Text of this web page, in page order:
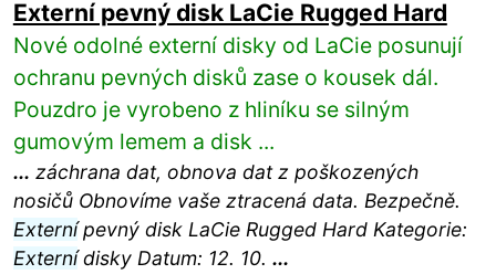
Externí pevný disk LaCie Rugged Hard
Nové odolné externí disky od LaCie posunují
ochranu pevných disků zase o kousek dál.
Pouzdro je vyrobeno z hliníku se silným
gumovým lemem a disk ...
... záchrana dat, obnova dat z poškozených
nosičů Obnovíme vaše ztracená data. Bezpečně.
Externípevný disk LaCie Rugged Hard Kategorie:
Externídisky Datum: 12. 10. ...